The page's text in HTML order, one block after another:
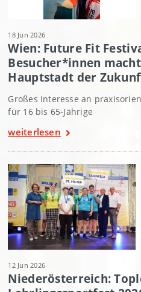
18 Jun 2026
Wien: Future Fit
Besucher*innen
Hauptstadt der
Großes Interesse an
für 16 bis 65-Jährige
weiterlesen
12 Jun 2026
Niederösterreich: